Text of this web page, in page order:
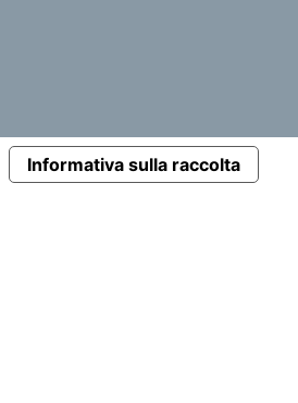
Informativa sulla raccolta